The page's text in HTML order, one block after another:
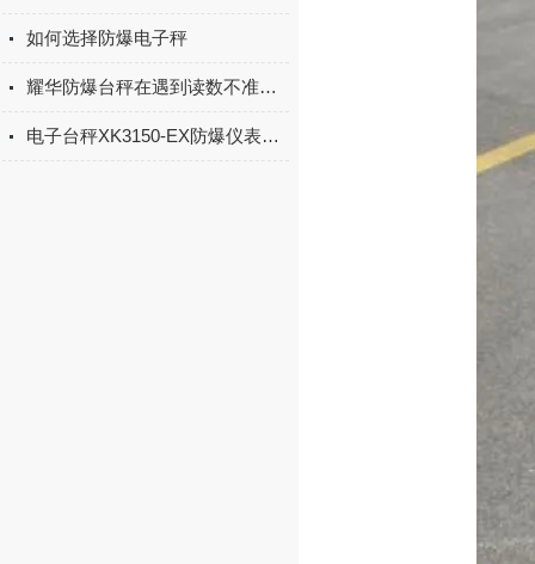
如何选择防爆电子秤
耀华防爆台秤在遇到读数不准时该如何进行调试呢
电子台秤XK3150-EX防爆仪表的标定方法